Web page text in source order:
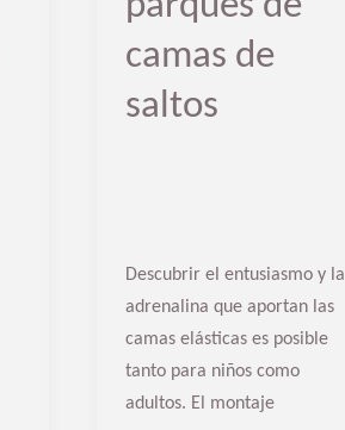
camas de
saltos
Descubrir el entusiasmo y la
adrenalina que aportan las
camas elásticas es posible
tanto para niños como
adultos. El montaje